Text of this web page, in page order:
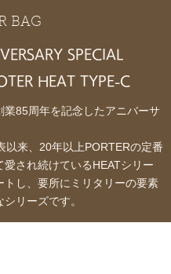
BAG
SPECIAL
HEAT TYPE-C
業85周年を記念したアニバーサ
以来、20年以上PORTERの定番
愛され続けているHEATシリー
トし、要所にミリタリーの要素
リーズです。